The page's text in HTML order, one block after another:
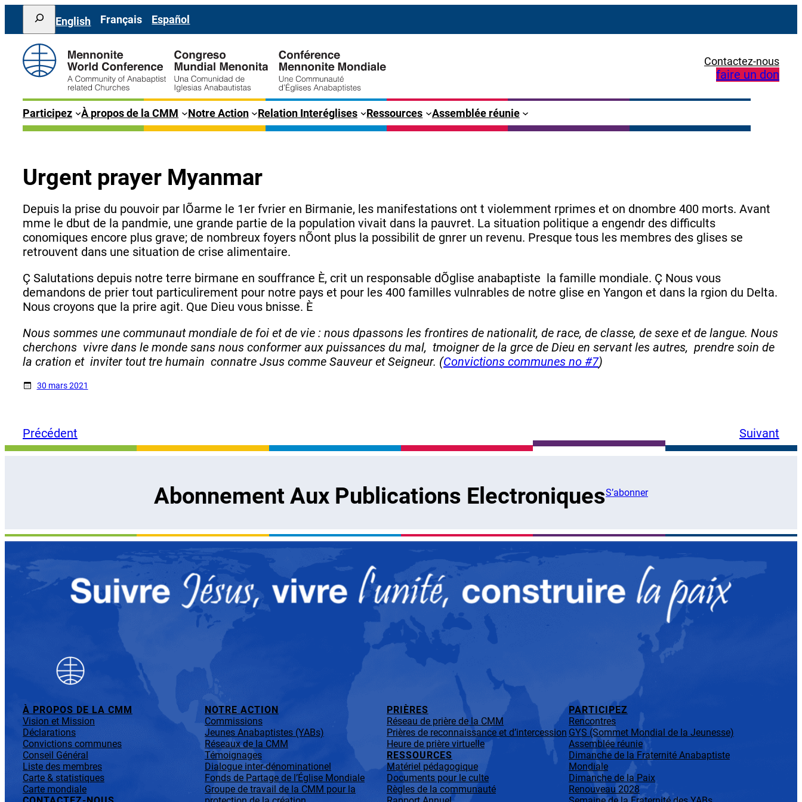
Aller
contenu
Search
English Français Español
Contactez-nous
faire un don
Participez À propos de la CMM Notre Action Relation Interéglises Ressources Assemblée réunie
Urgent prayer Myanmar
Depuis la prise du pouvoir par lÕarme le 1er fvrier en Birmanie, les manifestations ont t violemment rprimes et on dnombre 400 morts. Avant
mme le dbut de la pandmie, une grande partie de la population vivait dans la pauvret. La situation politique a engendr des difficults
conomiques encore plus grave; de nombreux foyers nÕont plus la possibilit de gnrer un revenu. Presque tous les membres des glises se
retrouvent dans une situation de crise alimentaire.
Ç Salutations depuis notre terre birmane en souffrance È, crit un responsable dÕglise anabaptiste  la famille mondiale. Ç Nous vous
demandons de prier tout particulirement pour notre pays et pour les 400 familles vulnrables de notre glise en Yangon et dans la rgion du Delta.
Nous croyons que la prire agit. Que Dieu vous bnisse. È
Nous sommes une communaut mondiale de foi et de vie : nous dpassons les frontires de nationalit, de race, de classe, de sexe et de langue. Nous
cherchons  vivre dans le monde sans nous conformer aux puissances du mal,  tmoigner de la grce de Dieu en servant les autres,  prendre soin de
la cration et  inviter tout tre humain  connatre Jsus comme Sauveur et Seigneur. (Convictions communes no #7)
30 mars 2021
Précédent Suivant
Abonnement Aux Publications ElectroniquesS’abonner
À PROPOS DE LA CMM
Vision et Mission
Déclarations
Convictions communes
Conseil Général
Liste des membres
Carte & statistiques
Carte mondiale
NOTRE ACTION
Commissions
Jeunes Anabaptistes (YABs)
Réseaux de la CMM
Témoignages
Dialogue inter-dénominationel
Fonds de Partage de l’Église Mondiale
Groupe de travail de la CMM pour la
PRIÈRES
Réseau de prière de la CMM
Prières de reconnaissance et d’intercession
Heure de prière virtuelle
RESSOURCES
Matériel pédagogique
Documents pour le culte
Règles de la communauté
PARTICIPEZ
Rencontres
GYS (Sommet Mondial de la Jeunesse)
Assemblée réunie
Dimanche de la Fraternité Anabaptiste
Mondiale
Dimanche de la Paix
Renouveau 2028